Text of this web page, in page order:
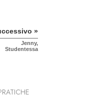
»
Jenny,
Studentessa